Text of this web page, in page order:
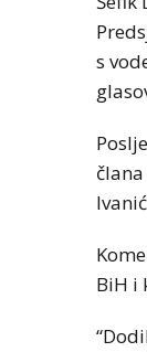
s
BiH i